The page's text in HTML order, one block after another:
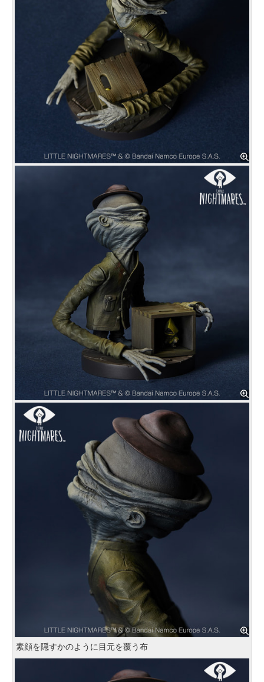
素顔を隠すかのように目元を覆う布